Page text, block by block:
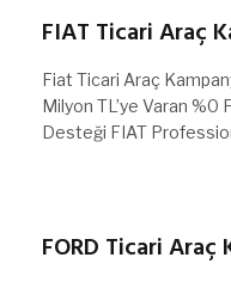
FIAT Ticari Araç
Fiat Ticari Araç
Milyon TL’ye Varan %0
Desteği FIAT
FORD Ticari Araç